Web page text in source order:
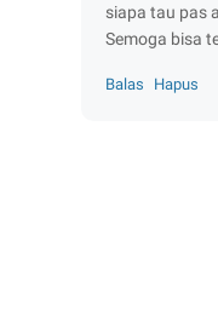
siapa tau pas
Semoga bisa
Balas Hapus